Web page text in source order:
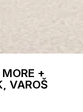
+
VAROŠ